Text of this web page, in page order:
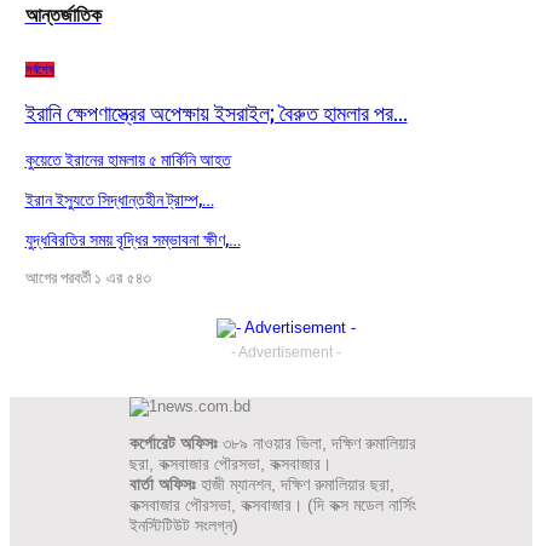
আন্তর্জাতিক
সর্বশেষ
ইরানি ক্ষেপণাস্ত্রের অপেক্ষায় ইসরাইল; বৈরুত হামলার পর…
কুয়েতে ইরানের হামলায় ৫ মার্কিনি আহত
ইরান ইস্যুতে সিদ্ধান্তহীন ট্রাম্প,…
যুদ্ধবিরতির সময় বৃদ্ধির সম্ভাবনা ক্ষীণ,…
আগের পরবর্তী ১ এর ৫৪৩
- Advertisement -
কর্পোরেট অফিসঃ৩৮৯ নাওয়ার ভিলা, দক্ষিণ রুমালিয়ার
ছরা, কক্সবাজার পৌরসভা, কক্সবাজার।
বার্তা অফিসঃ হাজী ম্যানশন, দক্ষিণ রুমালিয়ার ছরা,
কক্সবাজার পৌরসভা, কক্সবাজার। (দি কক্স মডেল নার্সিং
ইনস্টিটিউট সংলগ্ন)